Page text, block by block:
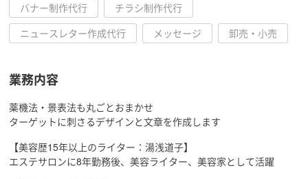
バナー制作代行
チラシ制作代行
ニュースレター作成代行
メッセージ 卸売・小売
業務内容
薬機法・景表法も丸ごとおまかせ
ターゲットに刺さるデザインと文章を作成します
【美容歴15年以上のライター：湯浅道子】
エステサロンに8年勤務後、美容ライター、美容家として活躍